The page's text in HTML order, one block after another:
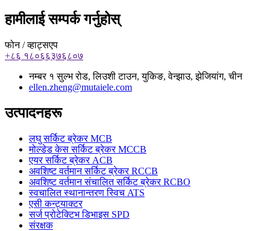
हामीलाई सम्पर्क गर्नुहोस्
फोन / व्हाट्सएप
+८६ १८०६६३७६८०७
नम्बर १ सुल्भ रोड, लिउशी टाउन, युकिङ, वेन्झाउ, झेजियांग, चीन
ellen.zheng@mutaiele.com
उत्पादनहरू
लघु सर्किट ब्रेकर MCB
मोल्डेड केस सर्किट ब्रेकर MCCB
एयर सर्किट ब्रेकर ACB
अवशिष्ट वर्तमान सर्किट ब्रेकर RCCB
अवशिष्ट वर्तमान संचालित सर्किट ब्रेकर RCBO
स्वचालित स्थानान्तरण स्विच ATS
एसी कन्ट्याक्टर
सर्ज प्रोटेक्टिभ डिभाइस SPD
संरक्षक